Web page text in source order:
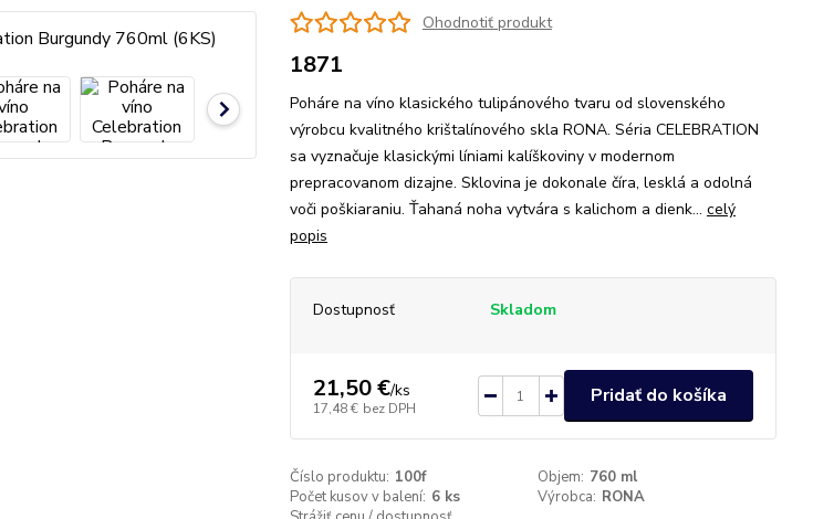
Ohodnotiť produkt
1871
Poháre na víno klasického tulipánového tvaru od slovenského
výrobcu kvalitného krištalínového skla RONA. Séria CELEBRATION
sa vyznačuje klasickými líniami kalíškoviny v modernom
prepracovanom dizajne. Sklovina je dokonale číra, lesklá a odolná
voči poškiaraniu. Ťahaná noha vytvára s kalichom a dienk... celý
popis
Dostupnosť Skladom
21,50 €/ks
17,48 € bez DPH
Pridať do košíka
Číslo produktu: 100f Objem: 760 ml
Počet kusov v balení: 6 ks Výrobca: RONA